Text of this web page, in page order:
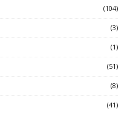
(104)
(3)
(1)
(51)
(8)
(41)